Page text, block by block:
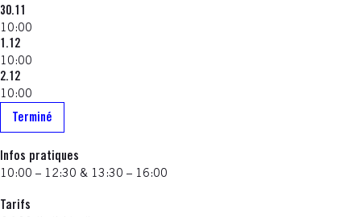
30.11
10:00
1.12
10:00
2.12
10:00
Terminé
Infos pratiques
10:00 – 12:30 & 13:30 – 16:00
Tarifs